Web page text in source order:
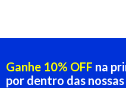
Ganhe 10% OFF na
por dentro das